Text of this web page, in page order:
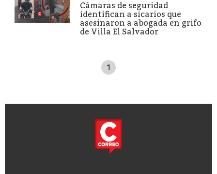
Cámaras de seguridad
identifican a sicarios que
asesinaron a abogada en grifo
de Villa El Salvador
1